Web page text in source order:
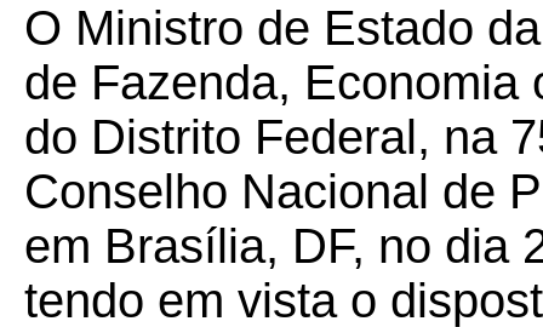
O Ministro de Estado
de Fazenda, Economia
do Distrito Federal, na
Conselho Nacional de
em Brasília, DF, no dia
tendo em vista o